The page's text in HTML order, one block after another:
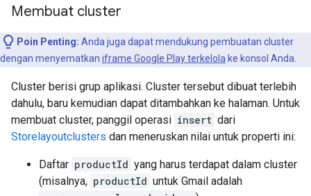
Membuat cluster
Poin Penting: Anda juga dapat mendukung pembuatan cluster
dengan menyematkan iframe Google Play terkelola ke konsol Anda.
Cluster berisi grup aplikasi. Cluster tersebut dibuat terlebih
dahulu, baru kemudian dapat ditambahkan ke halaman. Untuk
membuat cluster, panggil operasi insert dari
Storelayoutclusters dan meneruskan nilai untuk properti ini:
Daftar productId yang harus terdapat dalam cluster
(misalnya, productId untuk Gmail adalah